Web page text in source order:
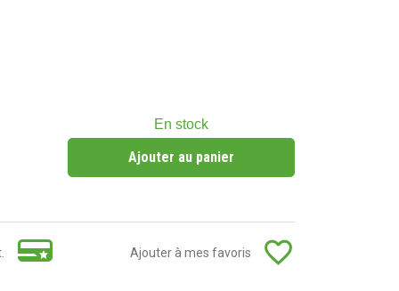
En stock
Ajouter au panier
Ajouter à mes favoris favorite_border